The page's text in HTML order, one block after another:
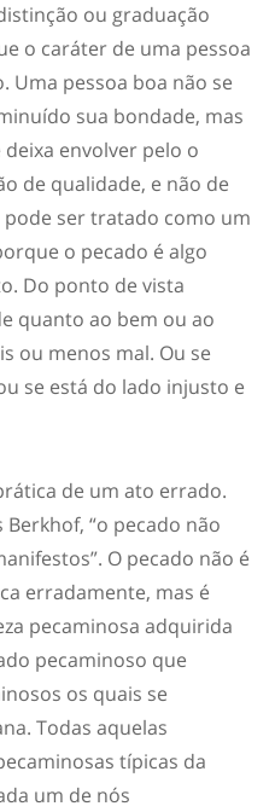
ou graduação
o caráter de uma pessoa
pessoa boa não se
sua bondade, mas
envolver pelo o
de qualidade, e não de
ser tratado como um
o pecado é algo
Do ponto de vista
quanto ao bem ou ao
ou menos mal. Ou se
se está do lado injusto e
de um ato errado.
“o pecado não
O pecado não é
erradamente, mas é
pecaminosa adquirida
pecaminoso que
os quais se
Todas aquelas
típicas da
um de nós